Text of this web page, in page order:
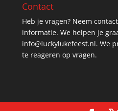
Contact
Heb je vragen? Neem
informatie. We helpen je
info@luckylukefeest.nl. We
te reageren op vragen.